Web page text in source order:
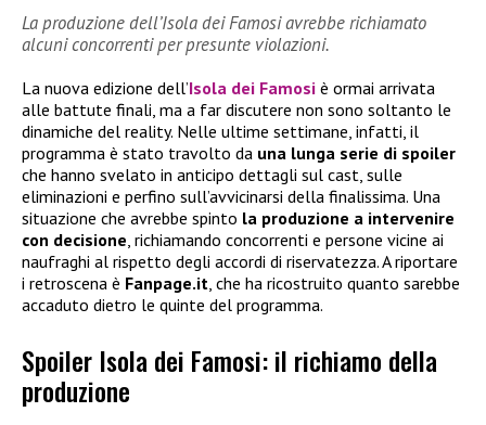
La produzione dell’Isola dei Famosi avrebbe richiamato
alcuni concorrenti per presunte violazioni.
La nuova edizione dell’Isola dei Famosi è ormai arrivata
alle battute finali, ma a far discutere non sono soltanto le
dinamiche del reality. Nelle ultime settimane, infatti, il
programma è stato travolto da una lunga serie di spoiler
che hanno svelato in anticipo dettagli sul cast, sulle
eliminazioni e perfino sull’avvicinarsi della finalissima. Una
situazione che avrebbe spinto la produzione a intervenire
con decisione, richiamando concorrenti e persone vicine ai
naufraghi al rispetto degli accordi di riservatezza. A riportare
i retroscena è Fanpage.it, che ha ricostruito quanto sarebbe
accaduto dietro le quinte del programma.
Spoiler Isola dei Famosi: il richiamo della
produzione